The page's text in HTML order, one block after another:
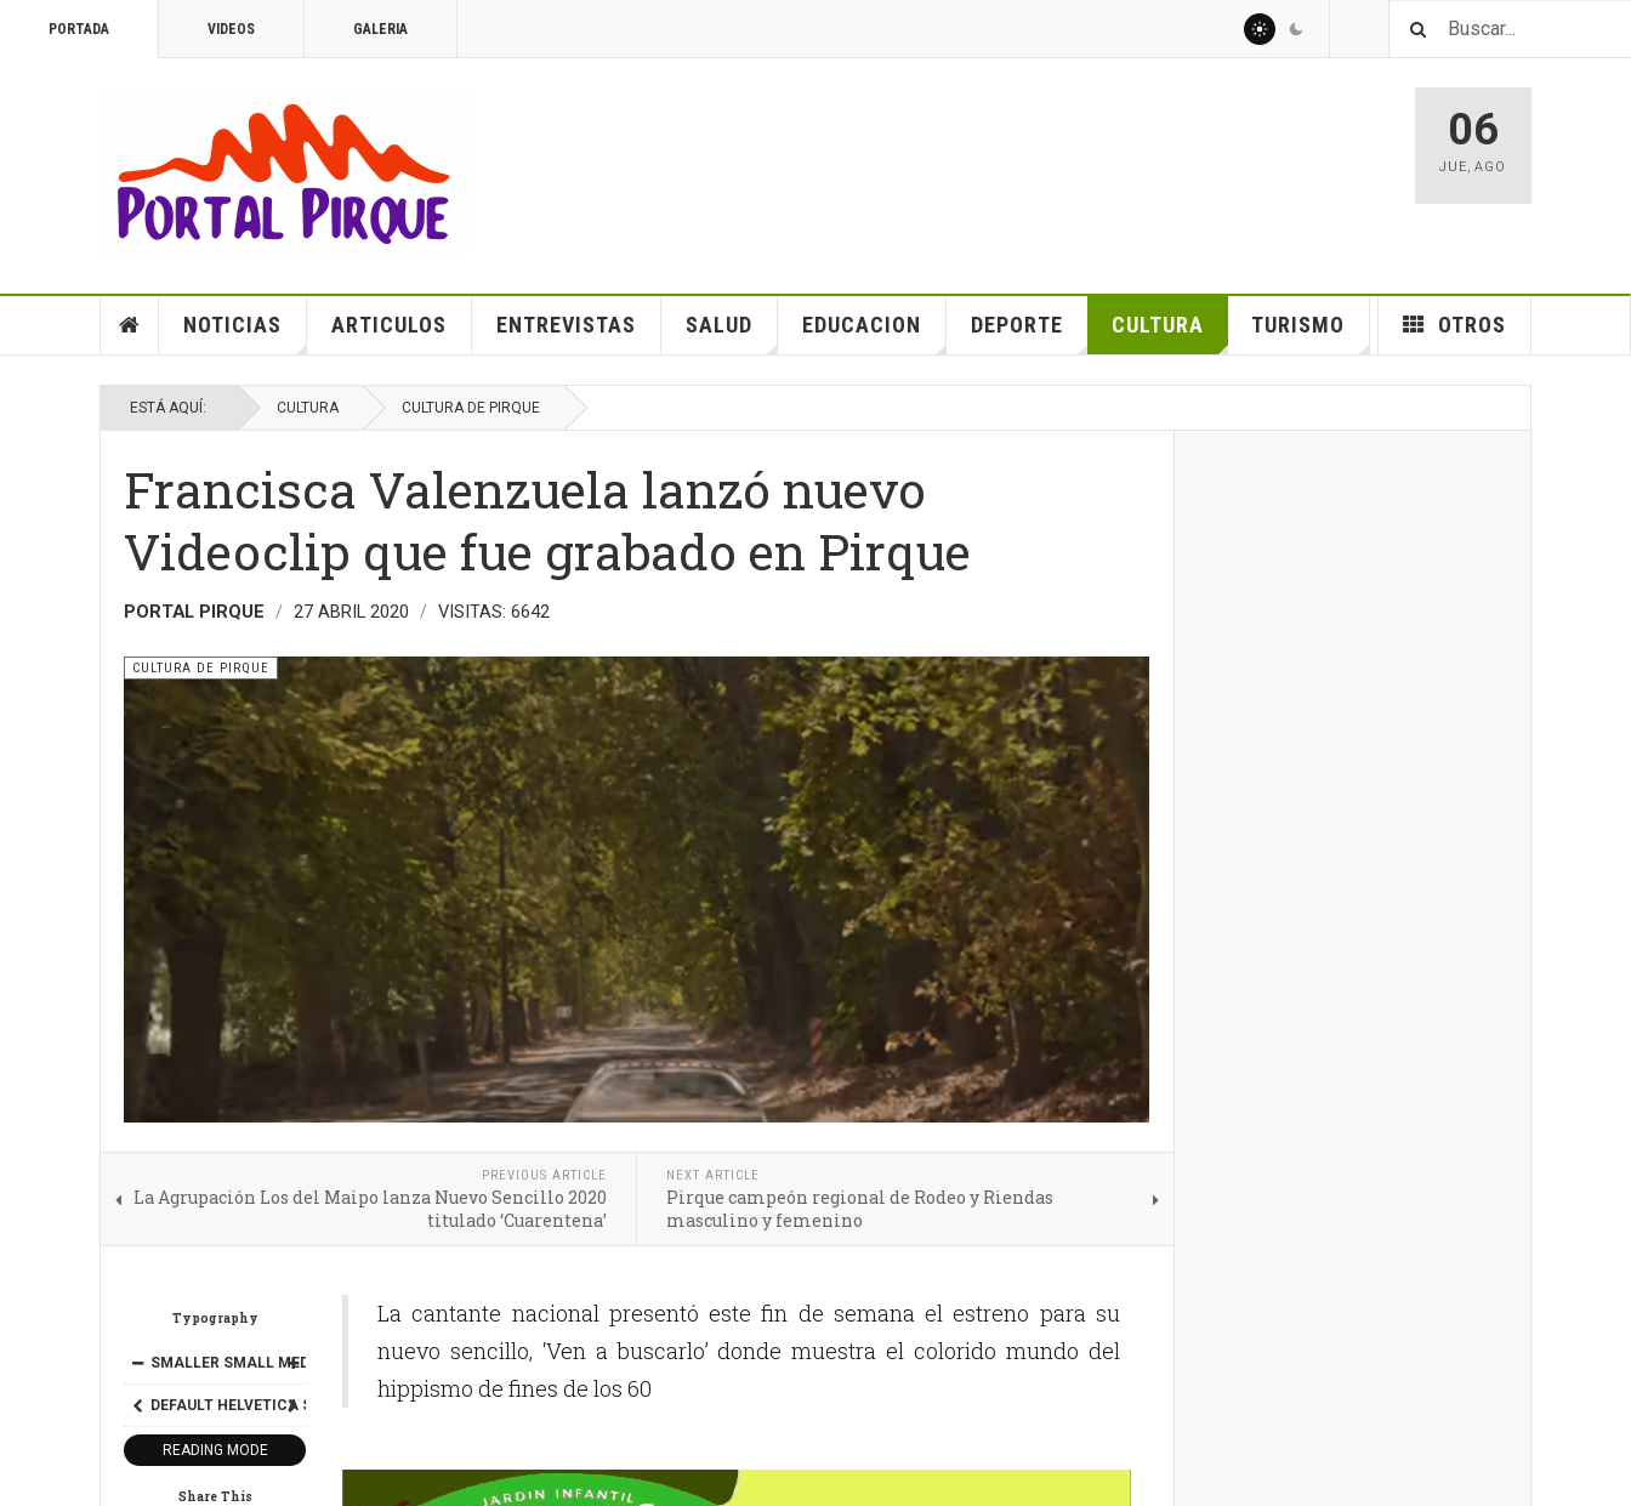
PORTADA VIDEOS GALERIA
06
JUE,AGO
NOTICIAS ARTICULOS ENTREVISTAS SALUD EDUCACION DEPORTE CULTURA TURISMO OTROS
ESTÁ AQUÍ: CULTURA CULTURA DE PIRQUE
Francisca Valenzuela lanzó nuevo
Videoclip que fue grabado en Pirque
PORTAL PIRQUE 27 ABRIL 2020 VISITAS: 6642
CULTURA DE PIRQUE
PREVIOUS ARTICLE
La Agrupación Los del Maipo lanza Nuevo Sencillo 2020
titulado ‘Cuarentena’
NEXT ARTICLE
Pirque campeón regional de Rodeo y Riendas
masculino y femenino
Typography
SMALLER SMALL MEDIUM BIGGER
DEFAULT HELVETICA SEGOE GEORGIA
READING MODE
Share This
La cantante nacional presentó este fin de semana el estreno para su
nuevo sencillo, ‘Ven a buscarlo’ donde muestra el colorido mundo del
hippismo de fines de los 60